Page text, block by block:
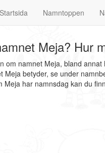
Startsida Namntoppen
Meja? Hur
om namnet Meja, bland
Meja betyder, se under
Meja har namnsdag kan du